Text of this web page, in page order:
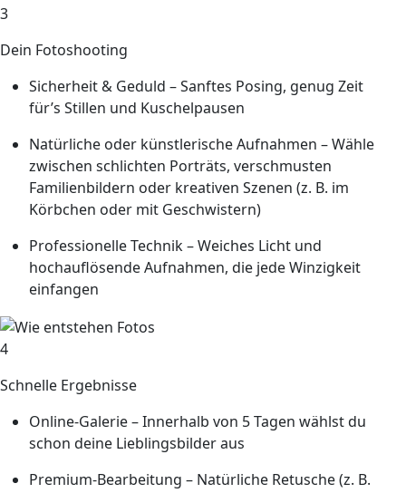
3
Dein Fotoshooting
Sicherheit & Geduld – Sanftes Posing, genug Zeit
für’s Stillen und Kuschelpausen
Natürliche oder künstlerische Aufnahmen – Wähle
zwischen schlichten Porträts, verschmusten
Familienbildern oder kreativen Szenen (z. B. im
Körbchen oder mit Geschwistern)
Professionelle Technik– Weiches Licht und
hochauflösende Aufnahmen, die jede Winzigkeit
einfangen
4
Schnelle Ergebnisse
Online-Galerie– Innerhalb von 5 Tagen wählst du
schon deine Lieblingsbilder aus
Premium-Bearbeitung – Natürliche Retusche (z. B.